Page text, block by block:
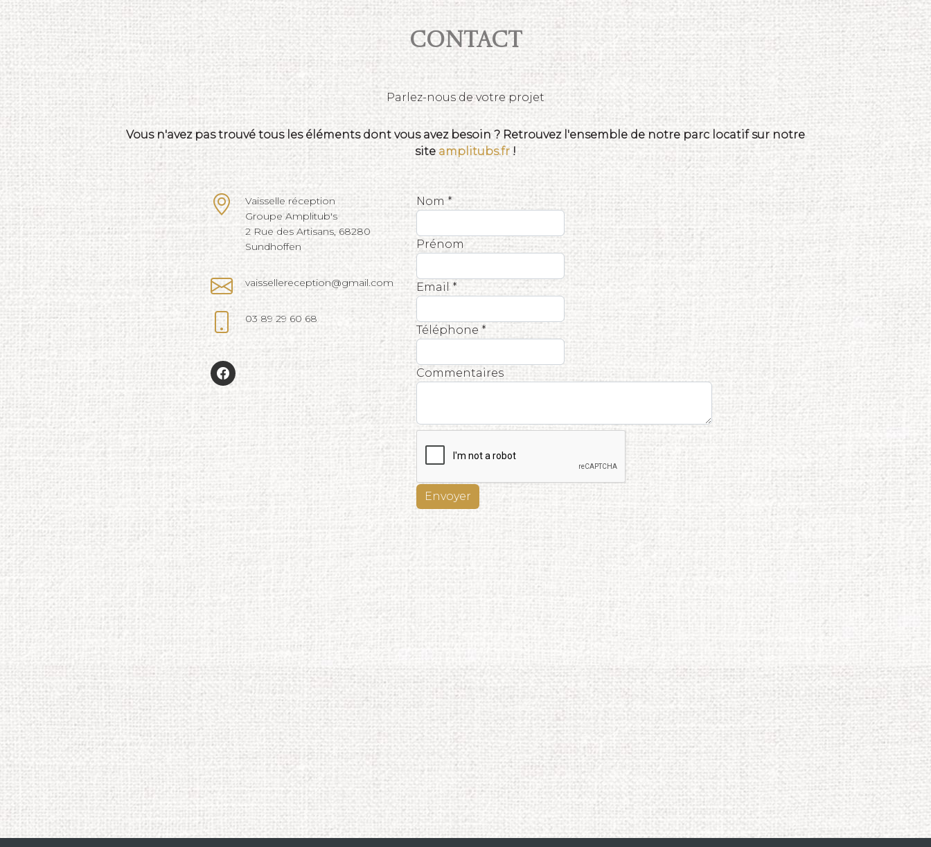
Contact
Parlez-nous de votre projet
Vous n'avez pas trouvé tous les éléments dont vous avez besoin ? Retrouvez l'ensemble de notre parc locatif sur notre
site amplitubs.fr !
Vaisselle réception
Groupe Amplitub's
2 Rue des Artisans, 68280
Sundhoffen
vaissellereception@gmail.com
03 89 29 60 68
Nom *
Prénom
Email *
Téléphone *
Commentaires
Envoyer